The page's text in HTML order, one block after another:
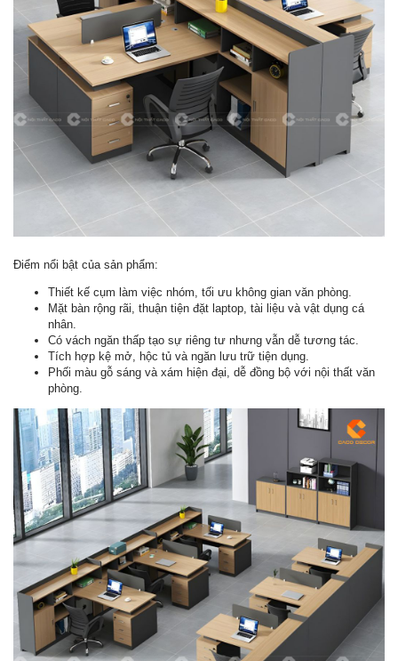
Điểm nổi bật của sản phẩm:
Thiết kế cụm làm việc nhóm, tối ưu không gian văn phòng.
Mặt bàn rộng rãi, thuận tiện đặt laptop, tài liệu và vật dụng cá
nhân.
Có vách ngăn thấp tạo sự riêng tư nhưng vẫn dễ tương tác.
Tích hợp kệ mở, hộc tủ và ngăn lưu trữ tiện dụng.
Phối màu gỗ sáng và xám hiện đại, dễ đồng bộ với nội thất văn
phòng.